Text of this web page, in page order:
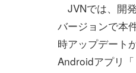
JVNでは、開
バージョンで本
時アップデート
Androidアプリ